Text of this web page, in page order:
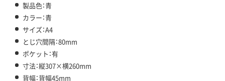
製品色：青
カラー：青
サイズ：A4
とじ穴間隔：80mm
ポケット：有
寸法：縦307×横260mm
背幅：背幅45mm